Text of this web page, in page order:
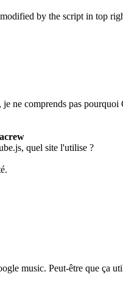
modified by the script in top
je ne comprends pas
quel site l'utilise ?
music. Peut-être que ça